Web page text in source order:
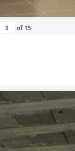
of 15